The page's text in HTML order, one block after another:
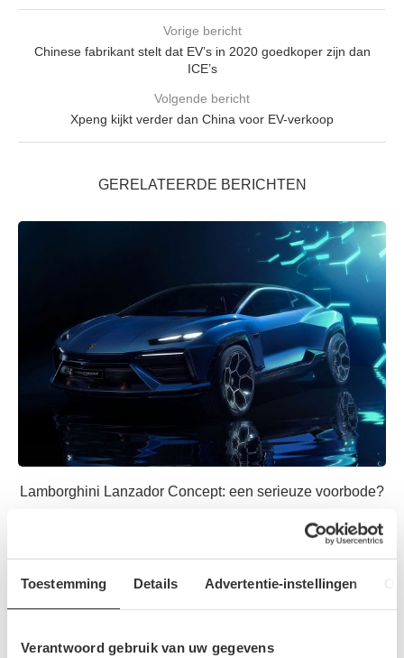
Toestemming Details Advertentie-instellingen
Verantwoord gebruik van uw gegevens
Vorige bericht
Chinese fabrikant stelt dat EV’s in 2020 goedkoper zijn dan
ICE’s
Volgende bericht
Xpeng kijkt verder dan China voor EV-verkoop
GERELATEERDE BERICHTEN
Lamborghini Lanzador Concept: een serieuze voorbode?